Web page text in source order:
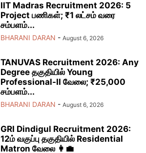
IIT Madras Recruitment 2026: 5
Project பணிகள்; ₹1 லட்சம் வரை
சம்பளம்...
BHARANI DARAN - August 6, 2026
TANUVAS Recruitment 2026: Any
Degree தகுதியில் Young
Professional-II வேலை; ₹25,000
சம்பளம்...
BHARANI DARAN - August 6, 2026
GRI Dindigul Recruitment 2026:
12ம் வகுப்பு தகுதியில் Residential
Matron வேலை 👩‍💼